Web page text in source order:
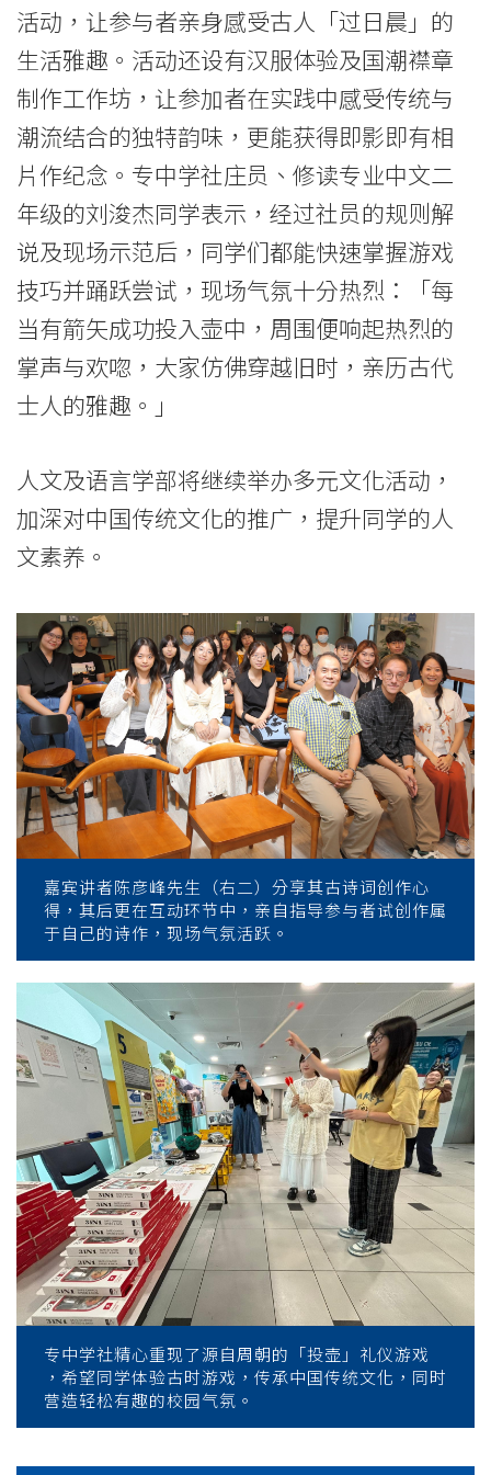
活动，让参与者亲身感受古人「过日晨」的
生活雅趣。活动还设有汉服体验及国潮襟章
制作工作坊，让参加者在实践中感受传统与
潮流结合的独特韵味，更能获得即影即有相
片作纪念。专中学社庄员、修读专业中文二
年级的刘浚杰同学表示，经过社员的规则解
说及现场示范后，同学们都能快速掌握游戏
技巧并踊跃尝试，现场气氛十分热烈：「每
当有箭矢成功投入壶中，周围便响起热烈的
掌声与欢唿，大家仿佛穿越旧时，亲历古代
士人的雅趣。」
人文及语言学部将继续举办多元文化活动，
加深对中国传统文化的推广，提升同学的人
文素养。
嘉宾讲者陈彦峰先生（右二）分享其古诗词创作心
得，其后更在互动环节中，亲自指导参与者试创作属
于自己的诗作，现场气氛活跃。
专中学社精心重现了源自周朝的「投壶」礼仪游戏
，希望同学体验古时游戏，传承中国传统文化，同时
营造轻松有趣的校园气氛。